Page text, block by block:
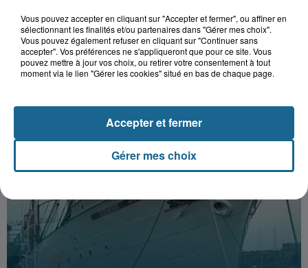
NOS AUTRES PODCASTS
Vous pouvez accepter en cliquant sur "Accepter et fermer", ou affiner en
sélectionnant les finalités et/ou partenaires dans "Gérer mes choix".
Vous pouvez également refuser en cliquant sur "Continuer sans
accepter". Vos préférences ne s'appliqueront que pour ce site. Vous
pouvez mettre à jour vos choix, ou retirer votre consentement à tout
moment via le lien "Gérer les cookies" situé en bas de chaque page.
Gérer mes choix
Accepter et fermer